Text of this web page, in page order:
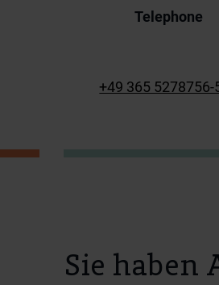
Telephone
+49 365 5278756-
Sie haben